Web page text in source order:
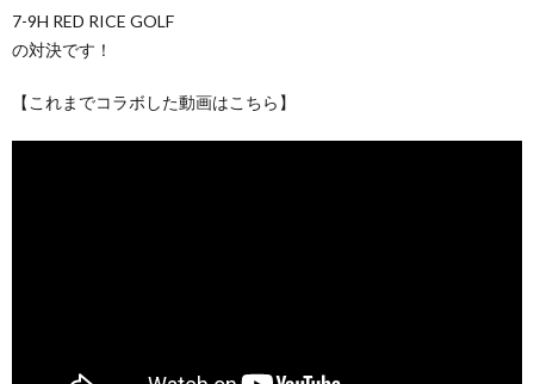
7-9H RED RICE GOLF
の対決です！
【これまでコラボした動画はこちら】